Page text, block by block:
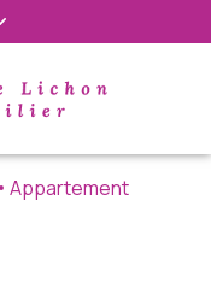
Appartement